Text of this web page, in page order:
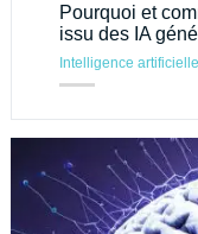
Pourquoi et
issu des IA
Intelligence